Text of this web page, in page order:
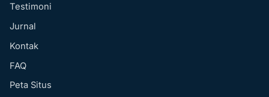
Testimoni
Jurnal
Kontak
FAQ
Peta Situs